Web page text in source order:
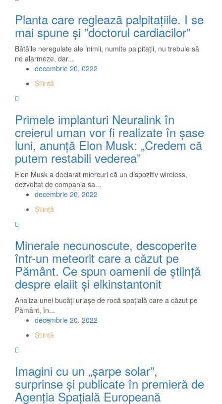
Planta care reglează palpitațiile. I se
mai spune şi ”doctorul cardiacilor”
Bătăile neregulate ale inimii, numite palpitaţii, nu trebuie să
ne alarmeze, dar...
decembrie 20, 0222
Știință
Primele implanturi Neuralink în
creierul uman vor fi realizate în șase
luni, anunță Elon Musk: „Credem că
putem restabili vederea”
Elon Musk a declarat miercuri că un dispozitiv wireless,
dezvoltat de compania sa...
decembrie 20, 2022
Știință
Minerale necunoscute, descoperite
într-un meteorit care a căzut pe
Pământ. Ce spun oamenii de știință
despre elaiit și elkinstantonit
Analiza unei bucăți uriașe de rocă spațială care a căzut pe
Pământ, în...
decembrie 20, 2022
Știință
Imagini cu un „șarpe solar”,
surprinse și publicate în premieră de
Agenția Spațială Europeană